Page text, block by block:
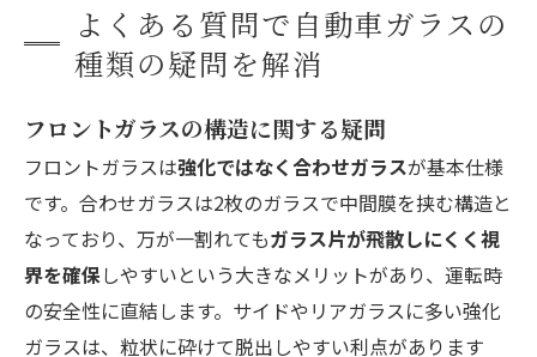
よくある質問で自動車ガラスの
種類の疑問を解消
フロントガラスの構造に関する疑問
フロントガラスは強化ではなく合わせガラスが基本仕様
です。合わせガラスは2枚のガラスで中間膜を挟む構造と
なっており、万が一割れてもガラス片が飛散しにくく視
界を確保しやすいという大きなメリットがあり、運転時
の安全性に直結します。サイドやリアガラスに多い強化
ガラスは、粒状に砕けて脱出しやすい利点があります